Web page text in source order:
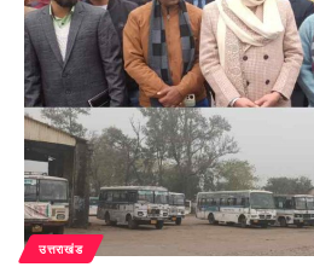
उत्तराखंड